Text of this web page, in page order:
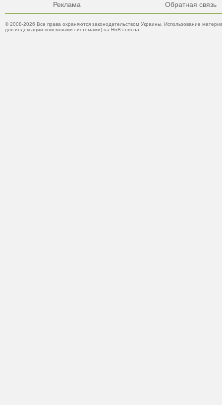
Реклама Обратная связь
© 2008-2026 Все права охраняются законодательством Украины. Использование
для индексации поисковыми системами) на HnB.com.ua.